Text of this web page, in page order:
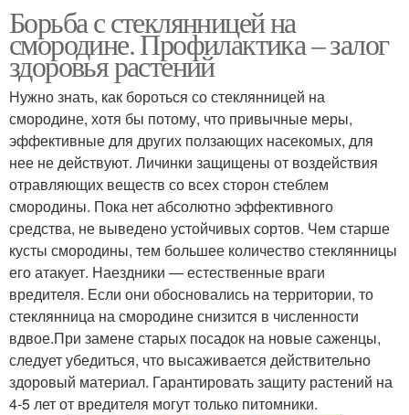
Борьба с стеклянницей на
смородине. Профилактика – залог
здоровья растений
Нужно знать, как бороться со стеклянницей на
смородине, хотя бы потому, что привычные меры,
эффективные для других ползающих насекомых, для
нее не действуют. Личинки защищены от воздействия
отравляющих веществ со всех сторон стеблем
смородины. Пока нет абсолютно эффективного
средства, не выведено устойчивых сортов. Чем старше
кусты смородины, тем большее количество стеклянницы
его атакует. Наездники — естественные враги
вредителя. Если они обосновались на территории, то
стеклянница на смородине снизится в численности
вдвое.При замене старых посадок на новые саженцы,
следует убедиться, что высаживается действительно
здоровый материал. Гарантировать защиту растений на
4-5 лет от вредителя могут только питомники.